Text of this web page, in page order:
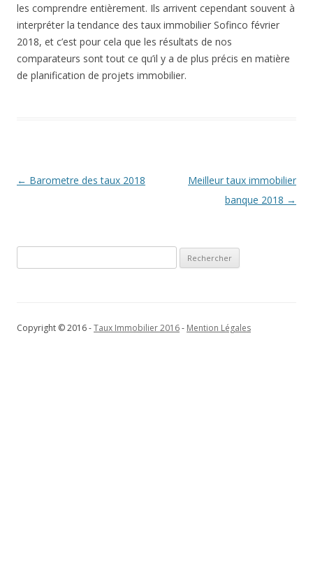
les comprendre entièrement. Ils arrivent cependant souvent à
interpréter la tendance des taux immobilier Sofinco février
2018, et c’est pour cela que les résultats de nos
comparateurs sont tout ce qu’il y a de plus précis en matière
de planification de projets immobilier.
Navigation
← Barometre des taux 2018
Meilleur taux immobilier
banque 2018 →
Copyright © 2016 -Taux Immobilier 2016- Mention Légales